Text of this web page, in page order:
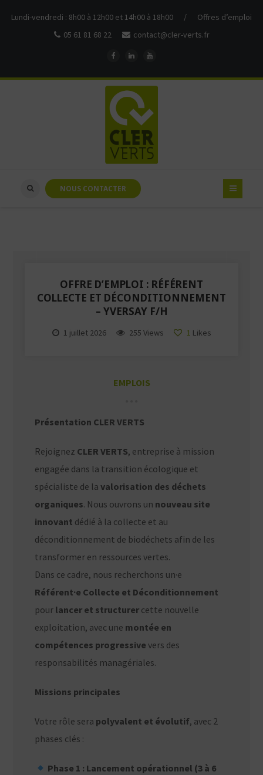
Lundi-vendredi : 8h00 à 12h00 et 14h00 à 18h00 /
Offres d’emploi
05 61 81 68 22
contact@cler-verts.fr
NOUS CONTACTER
OFFRE D’EMPLOI : RÉFÉRENT
COLLECTE ET DÉCONDITIONNEMENT
– YVERSAY F/H
1 juillet 2026 255 Views 1 Likes
EMPLOIS
Présentation CLER VERTS
Rejoignez CLER VERTS, entreprise à mission
engagée dans la transition écologique et
spécialiste de lavalorisation des déchets
organiques. Nous ouvrons un nouveau site
innovant dédié à la collecte et au
déconditionnement de biodéchets afin de les
transformer en ressources vertes.
Dans ce cadre, nous recherchons un·e
Référent·e Collecte et Déconditionnement
pour lancer et structurer cette nouvelle
exploitation, avec une montée en
compétences progressive vers des
responsabilités managériales.
Missions principales
Votre rôle sera polyvalent et évolutif, avec 2
phases clés :
Phase 1 : Lancement opérationnel (3 à 6